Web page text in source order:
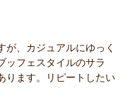
、カジュアルにゆっく
ッフェスタイルのサラ
ります。リピートしたい